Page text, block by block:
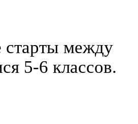
старты между
5-6 классов.